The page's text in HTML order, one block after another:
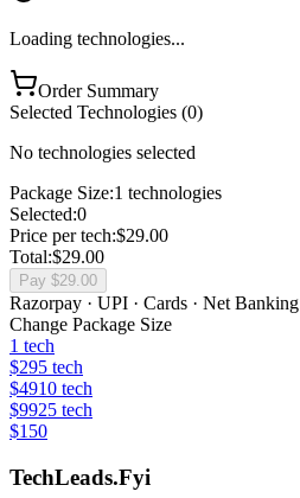
Loading technologies...
Order Summary
Selected Technologies (0)
No technologies selected
Package Size:1 technologies
Selected:0
Price per tech:$29.00
Total:$29.00
Pay $29.00
Razorpay · UPI · Cards · Net Banking
Change Package Size
1 tech
$295 tech
$4910 tech
$9925 tech
$150
TechLeads.Fyi